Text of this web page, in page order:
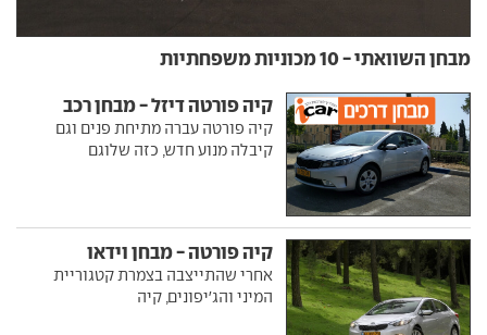
מבחן השוואתי - 10 מכוניות משפחתיות
קיה פורטה דיזל - מבחן רכב
קיה פורטה עברה מתיחת פנים וגם
קיבלה מנוע חדש, כזה שלוגם
קיה פורטה - מבחן וידאו
אחרי שהתייצבה בצמרת קטגוריית
המיני והג'יפונים, קיה